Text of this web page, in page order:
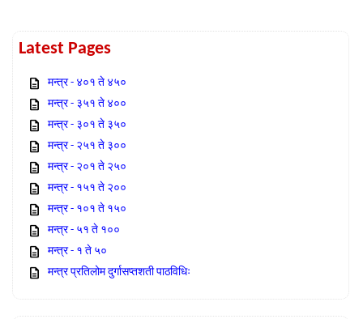
Latest Pages
मन्त्र - ४०१ ते ४५०
मन्त्र - ३५१ ते ४००
मन्त्र - ३०१ ते ३५०
मन्त्र - २५१ ते ३००
मन्त्र - २०१ ते २५०
मन्त्र - १५१ ते २००
मन्त्र - १०१ ते १५०
मन्त्र - ५१ ते १००
मन्त्र - १ ते ५०
मन्त्र प्रतिलोम दुर्गासप्तशती पाठविधिः